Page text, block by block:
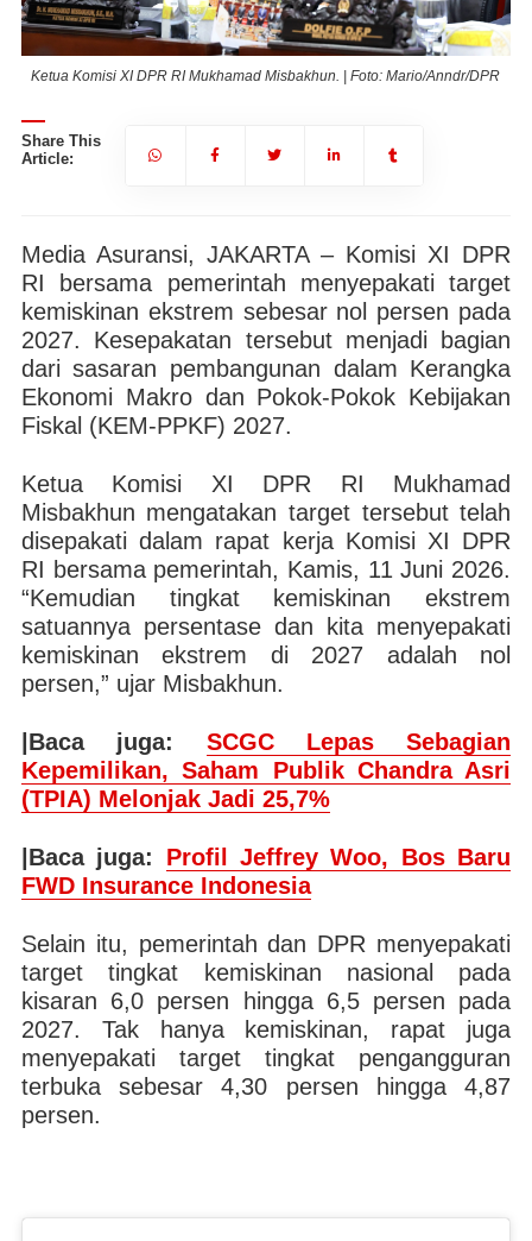
Ketua Komisi XI DPR RI Mukhamad Misbakhun. | Foto: Mario/Anndr/DPR
Share This
Article:
Media Asuransi, JAKARTA – Komisi XI DPR
RI bersama pemerintah menyepakati target
kemiskinan ekstrem sebesar nol persen pada
2027. Kesepakatan tersebut menjadi bagian
dari sasaran pembangunan dalam Kerangka
Ekonomi Makro dan Pokok-Pokok Kebijakan
Fiskal (KEM-PPKF) 2027.
Ketua Komisi XI DPR RI Mukhamad
Misbakhun mengatakan target tersebut telah
disepakati dalam rapat kerja Komisi XI DPR
RI bersama pemerintah, Kamis, 11 Juni 2026.
“Kemudian tingkat kemiskinan ekstrem
satuannya persentase dan kita menyepakati
kemiskinan ekstrem di 2027 adalah nol
persen,” ujar Misbakhun.
|Baca juga: SCGC Lepas Sebagian
Kepemilikan, Saham Publik Chandra Asri
(TPIA) Melonjak Jadi 25,7%
|Baca juga: Profil Jeffrey Woo, Bos Baru
FWD Insurance Indonesia
Selain itu, pemerintah dan DPR menyepakati
target tingkat kemiskinan nasional pada
kisaran 6,0 persen hingga 6,5 persen pada
2027. Tak hanya kemiskinan, rapat juga
menyepakati target tingkat pengangguran
terbuka sebesar 4,30 persen hingga 4,87
persen.